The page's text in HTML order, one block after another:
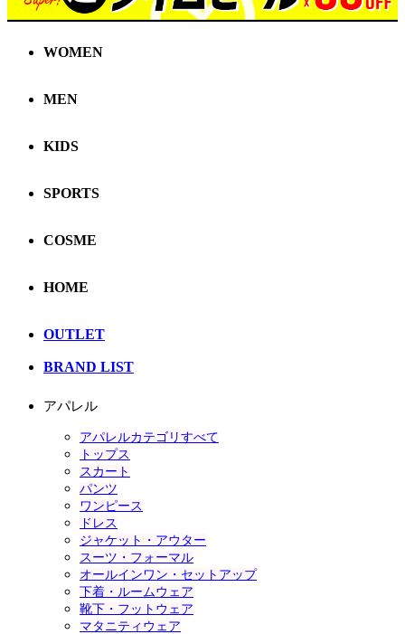
WOMEN
MEN
KIDS
SPORTS
COSME
HOME
OUTLET
BRAND LIST
アパレル
アパレルカテゴリすべて
トップス
スカート
パンツ
ワンピース
ドレス
ジャケット・アウター
スーツ・フォーマル
オールインワン・セットアップ
下着・ルームウェア
靴下・フットウェア
マタニティウェア